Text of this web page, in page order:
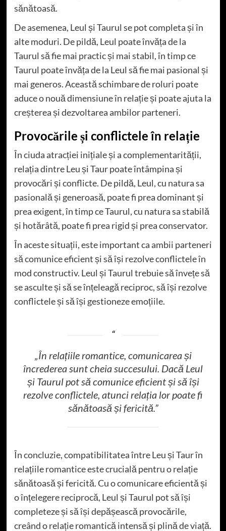
sănătoasă.
De asemenea, Leul și Taurul se pot completa și în
alte moduri. De pildă, Leul poate învăța de la
Taurul să fie mai practic și mai stabil, în timp ce
Taurul poate învăța de la Leul să fie mai pasional și
mai generos. Această schimbare de roluri poate
aduce o nouă dimensiune în relație și poate ajuta la
creșterea și dezvoltarea ambilor parteneri.
Provocările și conflictele în relație
În ciuda atracției inițiale și a complementarității,
relația dintre Leu și Taur poate întâmpina și
provocări și conflicte. De pildă, Leul, cu natura sa
pasională și generoasă, poate fi prea dominant și
prea exigent, în timp ce Taurul, cu natura sa stabilă
și hotărâtă, poate fi prea rigid și prea conservator.
În aceste situații, este important ca ambii parteneri
să comunice eficient și să își rezolve conflictele în
mod constructiv. Leul și Taurul trebuie să învețe să
se asculte și să se înțeleagă reciproc, să își rezolve
conflictele și să își gestioneze emoțiile.
„În relațiile romantice, comunicarea și
încrederea sunt cheia succesului. Dacă Leul
și Taurul pot să comunice eficient și să își
rezolve conflictele, atunci relația lor poate fi
sănătoasă și fericită.”
În concluzie, compatibilitatea între Leu și Taur în
relațiile romantice este crucială pentru o relație
sănătoasă și fericită. Cu o comunicare eficientă și
o înțelegere reciprocă, Leul și Taurul pot să își
completeze și să își depășească provocările,
creând o relație romantică intensă și plină de viață.